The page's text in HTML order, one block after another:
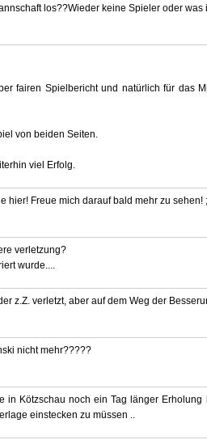
los??Wieder keine Spieler oder was
fairen Spielbericht und natürlich für das
von beiden Seiten.
viel Erfolg.
hier! Freue mich darauf bald mehr zu sehen!
verletzung?
wurde....
z.Z. verletzt, aber auf dem Weg der
nicht mehr?????
in Kötzschau noch ein Tag länger Erholung
einstecken zu müssen ..